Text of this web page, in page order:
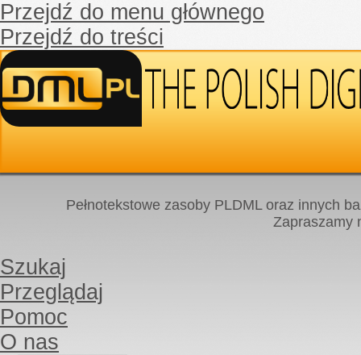
Przejdź do menu głównego
Przejdź do treści
Pełnotekstowe zasoby PLDML oraz innych
Zapraszamy
Szukaj
Przeglądaj
Pomoc
O nas